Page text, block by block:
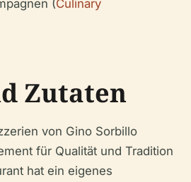
(Culinary
Zutaten
von Gino Sorbillo
für Qualität und Tradition
hat ein eigenes